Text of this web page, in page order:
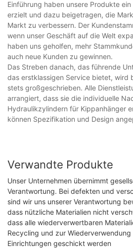
Einführung haben unsere Produkte
erzielt und dazu beigetragen, die
Markt zu verbessern. Der
wenn unser Geschäft auf die Welt
haben uns geholfen, mehr
auch neue Kunden zu gewinnen.
Das Streben danach, das führende
das erstklassigen Service bietet, wird
stets großgeschrieben. Alle
arrangiert, dass sie die individuelle
Hydraulikzylindern für Kippanhänger
können Spezifikation und Design
Verwandte Produkte
Unser Unternehmen übernimmt
Verantwortung. Bei defekten und
sind wir uns unserer Verantwortung
dass nützliche Materialien nicht
dass alle wiederverwertbaren
Recycling und zur Wiederverwendung
Einrichtungen geschickt werden